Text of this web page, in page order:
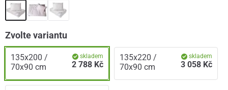
Zvolte variantu
135x200 /
70x90 cm
skladem
2 788 Kč
135x220 /
70x90 cm
skladem
3 058 Kč